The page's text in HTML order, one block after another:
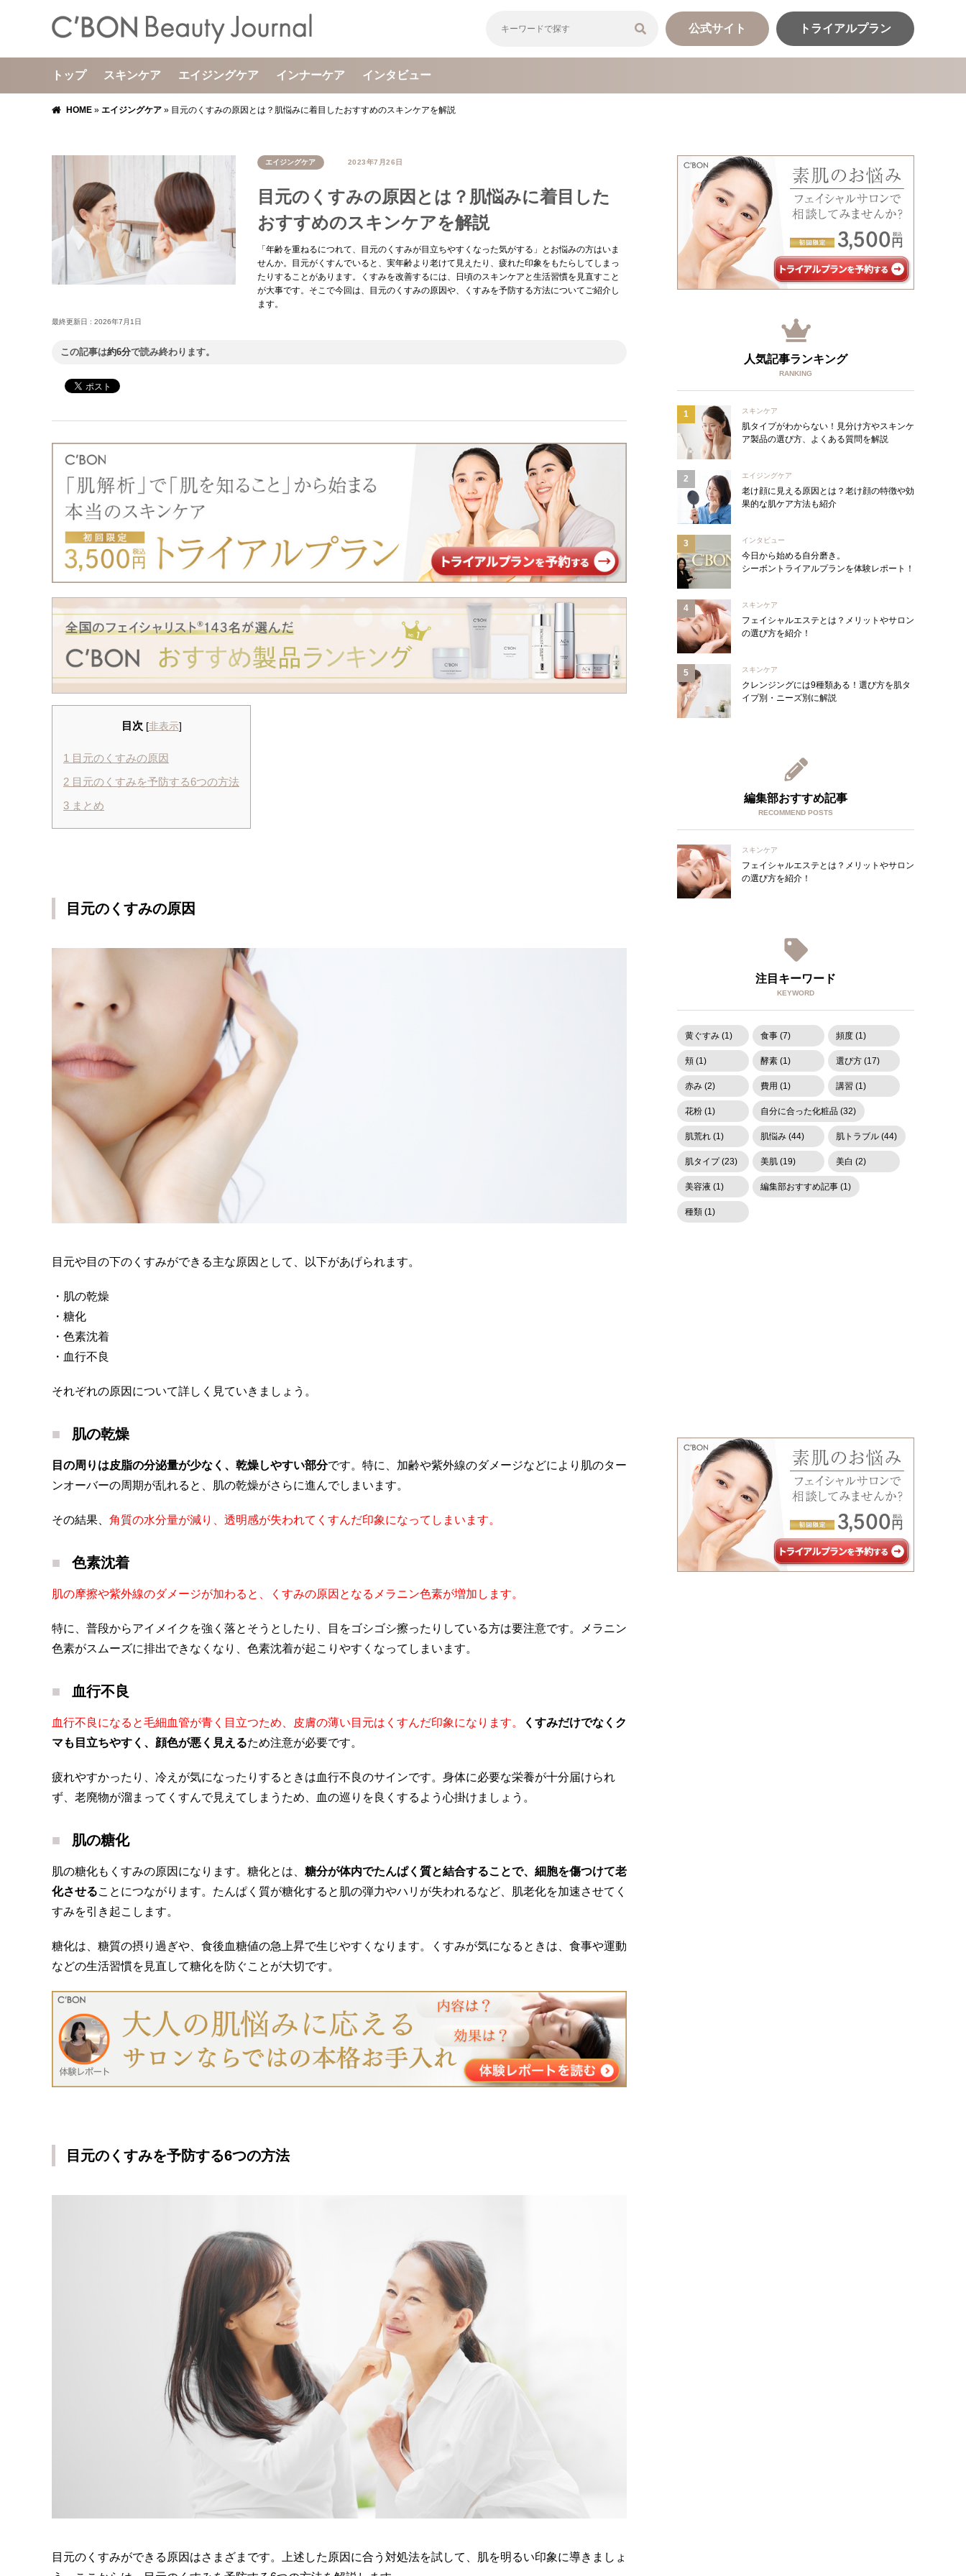
公式サイト トライアルプラン
トップ スキンケア エイジングケア インナーケア インタビュー
HOME » エイジングケア » 目元のくすみの原因とは？肌悩みに着目したおすすめのスキンケアを解説
エイジングケア 2023年7月26日
目元のくすみの原因とは？肌悩みに着目した
おすすめのスキンケアを解説
「年齢を重ねるにつれて、目元のくすみが目立ちやすくなった気がする」とお悩みの方はいま
せんか。目元がくすんでいると、実年齢より老けて見えたり、疲れた印象をもたらしてしまっ
たりすることがあります。くすみを改善するには、日頃のスキンケアと生活習慣を見直すこと
が大事です。そこで今回は、目元のくすみの原因や、くすみを予防する方法についてご紹介し
ます。
最終更新日 : 2026年7月1日
この記事は約6分で読み終わります。
目次 [非表示]
1 目元のくすみの原因
2 目元のくすみを予防する6つの方法
3 まとめ
目元のくすみの原因
目元や目の下のくすみができる主な原因として、以下があげられます。
・肌の乾燥
・糖化
・色素沈着
・血行不良
それぞれの原因について詳しく見ていきましょう。
肌の乾燥
目の周りは皮脂の分泌量が少なく、乾燥しやすい部分です。特に、加齢や紫外線のダメージなどにより肌のター
ンオーバーの周期が乱れると、肌の乾燥がさらに進んでしまいます。
その結果、 角質の水分量が減り、透明感が失われてくすんだ印象になってしまいます。
色素沈着
肌の摩擦や紫外線のダメージが加わると、くすみの原因となるメラニン色素が増加します。
特に、普段からアイメイクを強く落とそうとしたり、目をゴシゴシ擦ったりしている方は要注意です。メラニン
色素がスムーズに排出できなくなり、色素沈着が起こりやすくなってしまいます。
血行不良
血行不良になると毛細血管が青く目立つため、皮膚の薄い目元はくすんだ印象になります。
くすみだけでなくク
マも目立ちやすく、顔色が悪く見えるため注意が必要です。
疲れやすかったり、冷えが気になったりするときは血行不良のサインです。身体に必要な栄養が十分届けられ
ず、老廃物が溜まってくすんで見えてしまうため、血の巡りを良くするよう心掛けましょう。
肌の糖化
肌の糖化もくすみの原因になります。糖化とは、 糖分が体内でたんぱく質と結合することで、細胞を傷つけて老
化させることにつながります。たんぱく質が糖化すると肌の弾力やハリが失われるなど、肌老化を加速させてく
すみを引き起こします。
糖化は、糖質の摂り過ぎや、食後血糖値の急上昇で生じやすくなります。くすみが気になるときは、食事や運動
などの生活習慣を見直して糖化を防ぐことが大切です。
目元のくすみを予防する6つの方法
目元のくすみができる原因はさまざまです。上述した原因に合う対処法を試して、肌を明るい印象に導きましょ
人気記事ランキング
RANKING
スキンケア
肌タイプがわからない！見分け方やスキンケ
ア製品の選び方、よくある質問を解説
エイジングケア
老け顔に見える原因とは？老け顔の特徴や効
果的な肌ケア方法も紹介
インタビュー
今日から始める自分磨き。
シーボントライアルプランを体験レポート！
スキンケア
フェイシャルエステとは？メリットやサロン
の選び方を紹介！
スキンケア
クレンジングには9種類ある！選び方を肌タ
イプ別・ニーズ別に解説
編集部おすすめ記事
RECOMMEND POSTS
スキンケア
フェイシャルエステとは？メリットやサロン
の選び方を紹介！
注目キーワード
KEYWORD
黄ぐすみ (1) 食事 (7) 頻度 (1)
頬 (1) 酵素 (1) 選び方 (17)
赤み (2) 費用 (1) 講習 (1)
花粉 (1) 自分に合った化粧品 (32)
肌荒れ (1) 肌悩み (44) 肌トラブル (44)
肌タイプ (23) 美肌 (19) 美白 (2)
美容液 (1) 編集部おすすめ記事 (1)
種類 (1)